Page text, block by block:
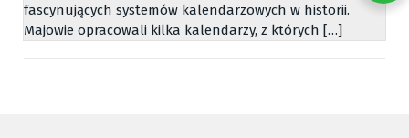
fascynujących systemów kalendarzowych w historii.
Majowie opracowali kilka kalendarzy, z których […]